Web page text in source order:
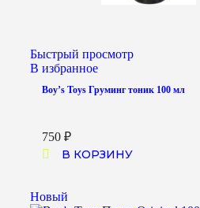
Быстрый просмотр
В избранное
Boy’s Toys Груминг тоник 100 мл
750 ₽
В КОРЗИНУ
Новый